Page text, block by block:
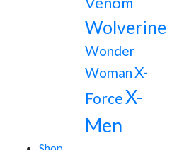
Wolverine
Wonder
WomanX-
ForceX-
Men